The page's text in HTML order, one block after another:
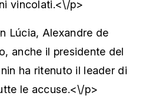
vincolati.<\/p>
Lúcia, Alexandre de
anche il presidente del
ha ritenuto il leader di
le accuse.<\/p>